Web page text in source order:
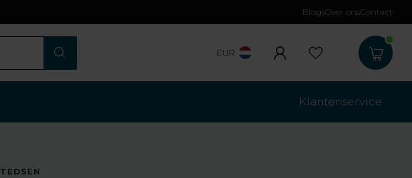
Gratis verzending
BlogsOver onsContact
EUR
Klantenservice
TEDSEN